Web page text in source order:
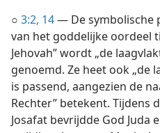
○ 3:2, 14— De symbolische
van het goddelijke oordeel
Jehovah” wordt „de
genoemd. Ze heet ook „de
is passend, aangezien de
Rechter” betekent. Tijdens
Josafat bevrijdde God Juda